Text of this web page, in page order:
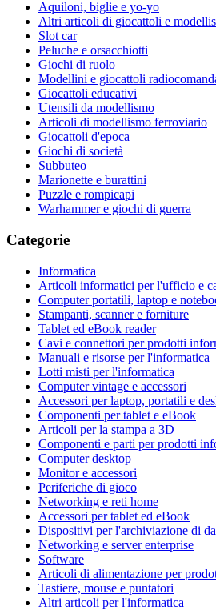
Aquiloni, biglie e yo-yo
Altri articoli di giocattoli e
Slot car
Peluche e orsacchiotti
Giochi di ruolo
Modellini e giocattoli
Giocattoli educativi
Utensili da modellismo
Articoli di modellismo ferroviario
Giocattoli d'epoca
Giochi di società
Subbuteo
Marionette e burattini
Puzzle e rompicapi
Warhammer e giochi di guerra
Categorie
Informatica
Articoli informatici per l'ufficio e
Computer portatili, laptop e
Stampanti, scanner e forniture
Tablet ed eBook reader
Cavi e connettori per prodotti
Manuali e risorse per l'informatica
Lotti misti per l'informatica
Computer vintage e accessori
Accessori per laptop, portatili e
Componenti per tablet e eBook
Articoli per la stampa a 3D
Componenti e parti per prodotti
Computer desktop
Monitor e accessori
Periferiche di gioco
Networking e reti home
Accessori per tablet ed eBook
Dispositivi per l'archiviazione di
Networking e server enterprise
Software
Articoli di alimentazione per
Tastiere, mouse e puntatori
Altri articoli per l'informatica